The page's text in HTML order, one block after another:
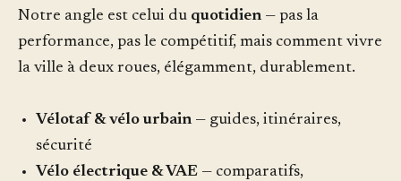
Notre angle est celui du quotidien— pas la
performance, pas le compétitif, mais comment vivre
la ville à deux roues, élégamment, durablement.
Vélotaf & vélo urbain— guides, itinéraires,
sécurité
Vélo électrique & VAE — comparatifs,